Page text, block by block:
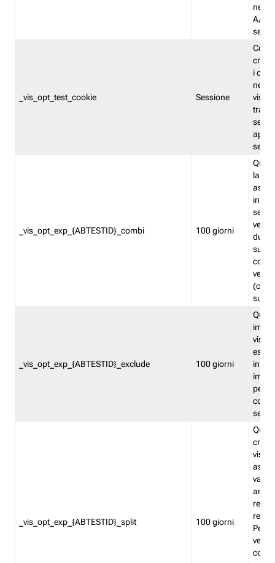
nel
A/B.
_vis_opt_test_cookie Sessione
i
nel
_vis_opt_exp_{ABTESTID}_combi 100 giorni
la
in
_vis_opt_exp_{ABTESTID}_exclude 100 giorni
in
_vis_opt_exp_{ABTESTID}_split 100 giorni